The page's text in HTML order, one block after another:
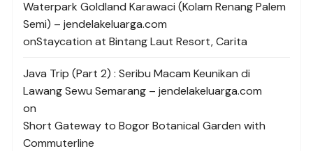
Waterpark Goldland Karawaci (Kolam Renang Palem
Semi) – jendelakeluarga.com
onStaycation at Bintang Laut Resort, Carita
Java Trip (Part 2) : Seribu Macam Keunikan di
Lawang Sewu Semarang – jendelakeluarga.com
on
Short Gateway to Bogor Botanical Garden with
Commuterline